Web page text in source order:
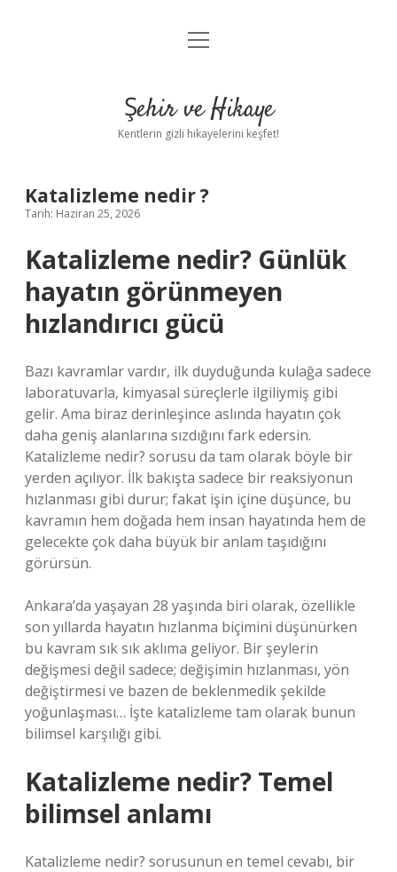
Anasayfa
Yasal Uyarı
menüyü
Şehir ve Hikaye
Kentlerin gizli hikayelerini keşfet!
Katalizleme nedir ?
Tarih: Haziran 25, 2026
Katalizleme nedir? Günlük
hayatın görünmeyen
hızlandırıcı gücü
Bazı kavramlar vardır, ilk duyduğunda kulağa sadece
laboratuvarla, kimyasal süreçlerle ilgiliymiş gibi
gelir. Ama biraz derinleşince aslında hayatın çok
daha geniş alanlarına sızdığını fark edersin.
Katalizleme nedir? sorusu da tam olarak böyle bir
yerden açılıyor. İlk bakışta sadece bir reaksiyonun
hızlanması gibi durur; fakat işin içine düşünce, bu
kavramın hem doğada hem insan hayatında hem de
gelecekte çok daha büyük bir anlam taşıdığını
görürsün.
Ankara’da yaşayan 28 yaşında biri olarak, özellikle
son yıllarda hayatın hızlanma biçimini düşünürken
bu kavram sık sık aklıma geliyor. Bir şeylerin
değişmesi değil sadece; değişimin hızlanması, yön
değiştirmesi ve bazen de beklenmedik şekilde
yoğunlaşması… İşte katalizleme tam olarak bunun
bilimsel karşılığı gibi.
Katalizleme nedir? Temel
bilimsel anlamı
Katalizleme nedir? sorusunun en temel cevabı, bir